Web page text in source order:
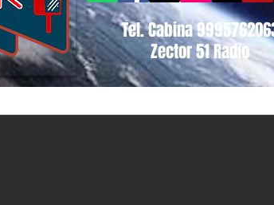
Tel. Cabina
Zector 51 Radio